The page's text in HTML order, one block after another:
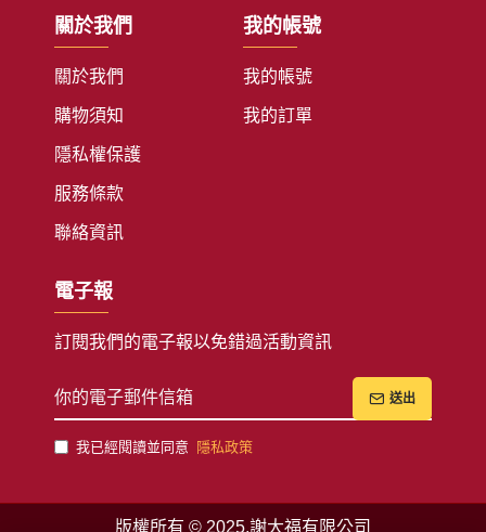
關於我們
關於我們
購物須知
隱私權保護
服務條款
聯絡資訊
我的帳號
我的帳號
我的訂單
電子報
訂閱我們的電子報以免錯過活動資訊
送出
我已經閱讀並同意 隱私政策
版權所有 © 2025,謝大福有限公司